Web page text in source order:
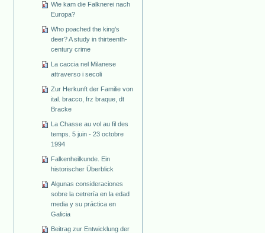
Wie kam die Falknerei nach
Europa?
Who poached the king's
deer? A study in thirteenth-
century crime
La caccia nel Milanese
attraverso i secoli
Zur Herkunft der Familie von
ital. bracco, frz braque, dt
Bracke
La Chasse au vol au fil des
temps. 5 juin - 23 octobre
1994
Falkenheilkunde. Ein
historischer Überblick
Algunas consideraciones
sobre la cetrería en la edad
media y su práctica en
Galicia
Beitrag zur Entwicklung der